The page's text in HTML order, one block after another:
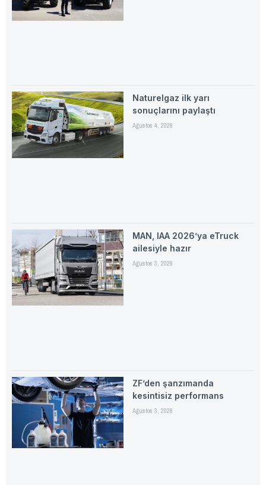
Naturelgaz ilk yarı
sonuçlarını paylaştı
Ağustos 4, 2026
MAN, IAA 2026’ya eTruck
ailesiyle hazır
Ağustos 3, 2026
ZF’den şanzımanda
kesintisiz performans
Ağustos 3, 2026